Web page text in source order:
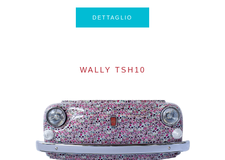
DETTAGLIO
WALLY TSH10